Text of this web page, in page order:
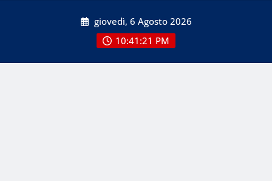
giovedì, 6 Agosto 2026
10:41:22 PM